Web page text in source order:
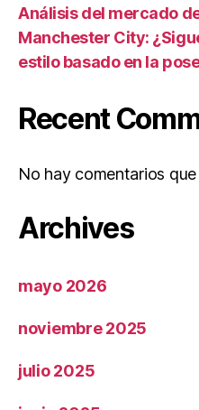
Análisis del mercado
Manchester City:
estilo basado en la
Recent
No hay comentarios
Archives
mayo 2026
noviembre 2025
julio 2025